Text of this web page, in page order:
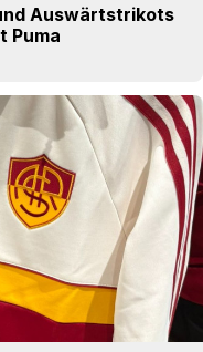
Auswärtstrikots
Puma